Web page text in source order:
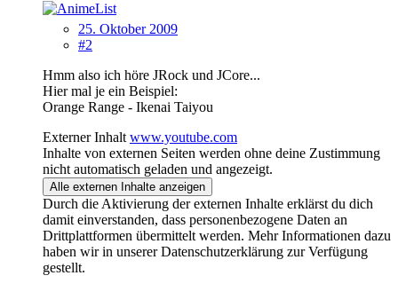
25. Oktober 2009
#2
Hmm also ich höre JRock und JCore...
Hier mal je ein Beispiel:
Orange Range - Ikenai Taiyou
Externer Inhalt www.youtube.com
Inhalte von externen Seiten werden ohne deine Zustimmung
nicht automatisch geladen und angezeigt.
Alle externen Inhalte anzeigen
Durch die Aktivierung der externen Inhalte erklärst du dich
damit einverstanden, dass personenbezogene Daten an
Drittplattformen übermittelt werden. Mehr Informationen dazu
haben wir in unserer Datenschutzerklärung zur Verfügung
gestellt.